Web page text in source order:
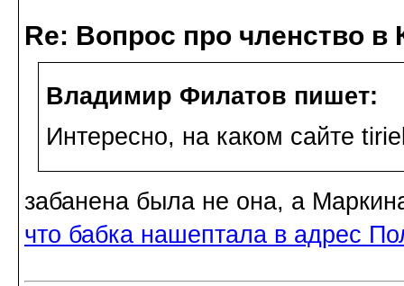
Re: Вопрос про членство в
Владимир Филатов пишет:
Интересно, на каком сайте
забанена была не она, а
что бабка нашептала в адрес